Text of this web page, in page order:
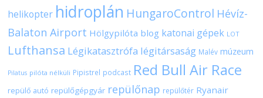
helikopter hidroplán HungaroControl Hévíz-
Balaton Airport Hölgypilóta blog katonai gépek LOT
Lufthansa Légikatasztrófa légitársaság Malév múzeum
Pilatus pilóta nélküli Pipistrel podcast Red Bull Air Race
repülő autó repülőgépgyár repülőnap repülőtér Ryanair